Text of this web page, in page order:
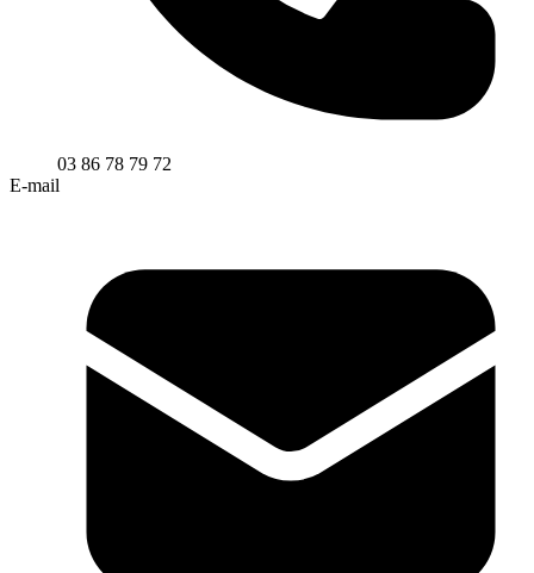
03 86 78 79 72
E-mail